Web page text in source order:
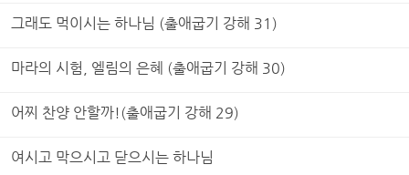
그래도 먹이시는 하나님 (출애굽기 강해 31)
마라의 시험, 엘림의 은혜 (출애굽기 강해 30)
어찌 찬양 안할까!(출애굽기 강해 29)
여시고 막으시고 닫으시는 하나님